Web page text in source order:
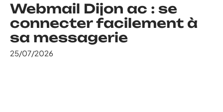
Webmail Dijon ac : se
connecter facilement à
sa messagerie
25/07/2026